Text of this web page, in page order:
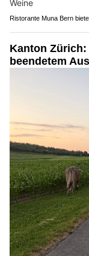
Ristorante Muna Bern
Kanton
beendetem